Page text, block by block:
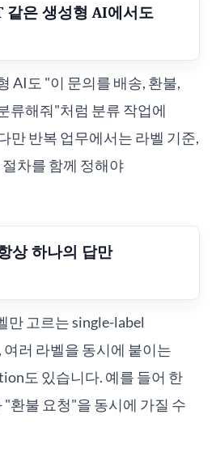
같은 생성형 AI에서도
AI도 "이 문의를 배송, 환불,
류해줘"처럼 분류 작업에
만 반복 업무에서는 라벨 기준,
차를 함께 정해야
상 하나의 답만
만 고르는 single-label
러 라벨을 동시에 붙이는
도 있습니다. 예를 들어 한
환불 요청"을 동시에 가질 수